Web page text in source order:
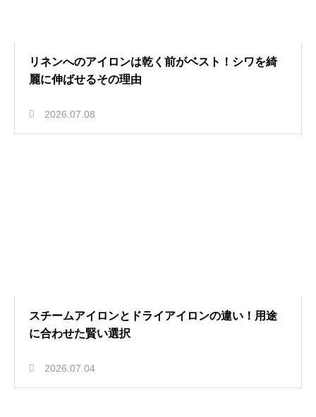
リネンへのアイロンは乾く前がベスト！シワを綺
麗に伸ばせるその理由
2026.07.08
スチームアイロンとドライアイロンの違い！用途
に合わせた賢い選択
2026.07.04